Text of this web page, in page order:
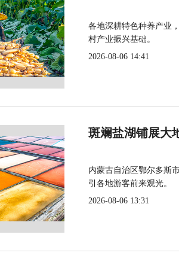
各地深耕特色种养产业
村产业振兴基础。
2026-08-06 14:41
斑斓盐湖铺展大
内蒙古自治区鄂尔多斯
引各地游客前来观光。
2026-08-06 13:31